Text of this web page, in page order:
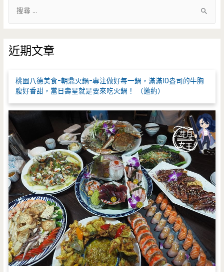
鍵
字
近期文章
桃園八德美食-朝鼎火鍋-專注做好每一鍋，滿滿10盎司的牛胸
腹好香甜，當日壽星就是要來吃火鍋！ （邀約）